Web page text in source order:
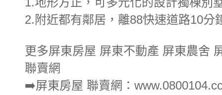
2.附近都有鄰居，離88快速道路10分
更多屏東房屋 屏東不動產 屏東農舍
聯賣網
➡️屏東房屋 聯賣網：